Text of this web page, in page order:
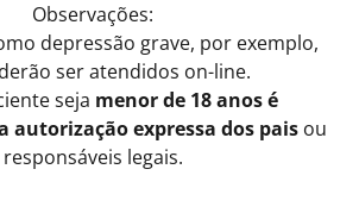
Observações:
depressão grave, por exemplo,
ser atendidos on-line.
seja menor de 18 anos é
autorização expressa dos paisou
responsáveis legais.